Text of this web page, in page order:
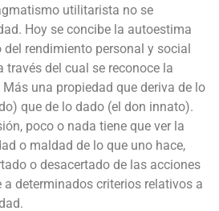
utilitarista no se
Hoy se concibe la autoestima
rendimiento personal y social
del cual se reconoce la
una propiedad que deriva de lo
que de lo dado (el don innato).
poco o nada tiene que ver la
o maldad de lo que uno hace,
o desacertado de las acciones
determinados criterios relativos a